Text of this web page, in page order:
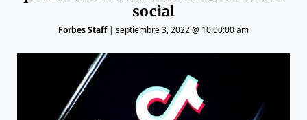
social
Forbes Staff| septiembre 3, 2022 @ 10:00:00 am